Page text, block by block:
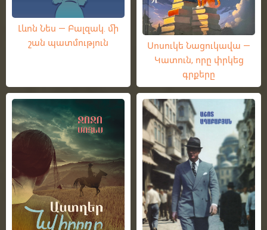
Լևոն Նես — Բալզակ. մի
շան պատմություն
Սոսուկե Նացուկավա —
Կատուն, որը փրկեց
գրքերը